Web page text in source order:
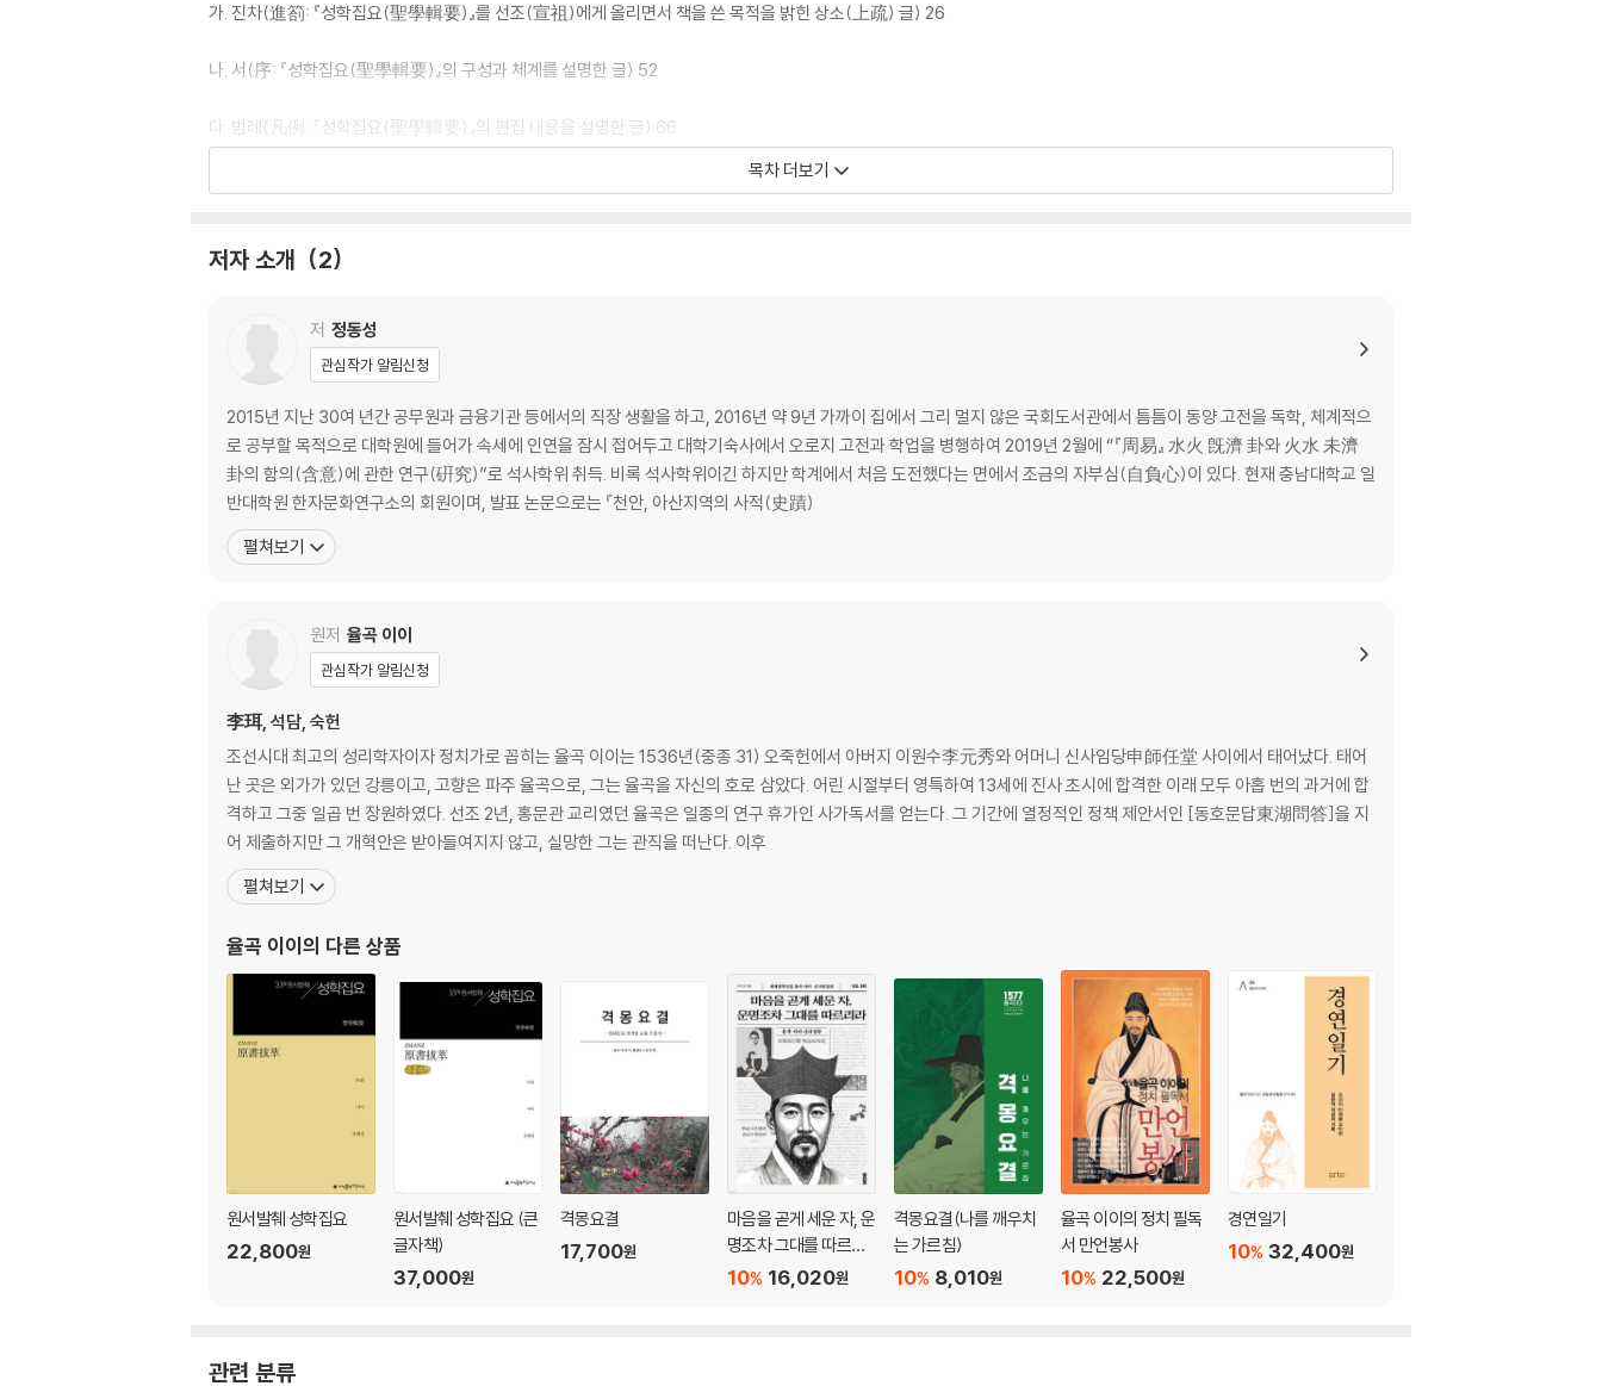
가. 진차(進箚: 『성학집요(聖學輯要)』를 선조(宣祖)에게 올리면서 책을 쓴 목적을 밝힌 상소(上疏) 글) 26
나. 서(序: 『성학집요(聖學輯要)』의 구성과 체계를 설명한 글) 52
다. 범례(凡例: 『성학집요(聖學輯要)』의 편집 내용을 설명한 글) 66
라. 목록도(目錄圖: 『성학집요(聖學輯要)』의 핵심 제목을 한 눈으로 볼 수 있게 그린 그림) 72
2. 지도자의 덕(德: 성품에서 울어 난 품격) 75
Ⅱ. 위정(爲政: 정치하는 일) 105
Ⅰ. 위정(爲政) 총론(摠論) 105
1. 정치하는 근본 105
2. 정치하는 규모 135
3. 정치하는 조목(條目) 144
2. 변군자지행(辨君子之行: 군자의 행동이 옳고 그름을 가려 앎) 166
3. 변소인지간(辨小人之奸: 소인(小人)의 간사함이 옳고 그름을 가려 앎) 186
5. 인재용사지의(人才用捨之宜: 재주 있는 자의 쓰고 버림에 대한 마땅함) 228
6. 구현지도(求賢之道: 어진 이를 구하는 도리) 240
7. 임용지도(任用之道: 쓰고 맡김에 대한 도리) 253
8. 예경친신지도(禮敬親信之道: 임금, 신하 간에 예의, 공경, 친함, 믿음에 대한 도리) 269
9. 원소인지도(遠小人之道: 소인(小人)을 멀리하는 도리) 280
Ⅲ. 취선(取善: 잘하는 것을 취함) 307
1. 선(善)은 누구나 가지고 있는 특장점(特長點: 사람마다 차별화되는 유일한 장점) 308
2. 취선지도(取善之道: 잘하는 것을 취하는 도리) 310
Ⅳ. 식시무(識時務: 힘써야 할 시기를 앎) 324
1. 범언식시무지당식 (泛言識時務之當識: 때에 힘쓸 업무를 마땅히 아는 것을 개괄적으로 말함) 324
2. 창업지도(創業之道: 새로운 업무를 구성하고 만드는 도리) 327
3. 수성지도(守成之道: 이루어진 업무를 지키는 도리) 330
4. 경장지도(更張之道: 망가졌거나 망가질 업무를 고치는 도리) 333
Ⅴ. 법선왕(法先王: 앞선 세대의 훌륭한 왕들의 업적을 본받음) 350
목차 더보기
저자 소개 2
저 정동성
관심작가 알림신청
2015년 지난 30여 년간 공무원과 금융기관 등에서의 직장 생활을 하고, 2016년 약 9년 가까이 집에서 그리 멀지 않은 국회도서관에서 틈틈이 동양 고전을 독학, 체계적으
로 공부할 목적으로 대학원에 들어가 속세에 인연을 잠시 접어두고 대학기숙사에서 오로지 고전과 학업을 병행하여 2019년 2월에 “『周易』 水火 旣濟 卦와 火水 未濟
卦의 함의(含意)에 관한 연구(硏究)”로 석사학위 취득. 비록 석사학위이긴 하지만 학계에서 처음 도전했다는 면에서 조금의 자부심(自負心)이 있다. 현재 충남대학교 일
반대학원 한자문화연구소의 회원이며, 발표 논문으로는 『천안, 아산지역의 사적(史蹟)
펼쳐보기
원저 율곡 이이
관심작가 알림신청
李珥, 석담, 숙헌
조선시대 최고의 성리학자이자 정치가로 꼽히는 율곡 이이는 1536년(중종 31) 오죽헌에서 아버지 이원수李元秀와 어머니 신사임당申師任堂 사이에서 태어났다. 태어
난 곳은 외가가 있던 강릉이고, 고향은 파주 율곡으로, 그는 율곡을 자신의 호로 삼았다. 어린 시절부터 영특하여 13세에 진사 초시에 합격한 이래 모두 아홉 번의 과거에 합
격하고 그중 일곱 번 장원하였다. 선조 2년, 홍문관 교리였던 율곡은 일종의 연구 휴가인 사가독서를 얻는다. 그 기간에 열정적인 정책 제안서인 [동호문답東湖問答]을 지
어 제출하지만 그 개혁안은 받아들여지지 않고, 실망한 그는 관직을 떠난다. 이후
펼쳐보기
율곡 이이 의 다른 상품
원서발췌 성학집요
22,800원
원서발췌 성학집요 (큰
글자책)
37,000원
격몽요결
17,700원
마음을 곧게 세운 자, 운
명조차 그대를 따르리
라
16,020원
10%
격몽요결(나를 깨우치
는 가르침)
8,010원
10%
율곡 이이의 정치 필독
서 만언봉사
22,500원
10%
경연일기
32,400원
10%
관련 분류